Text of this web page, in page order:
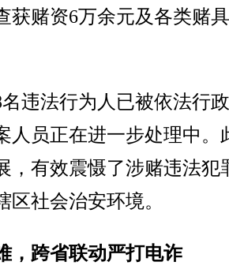
获赌资6万余元及各类赌
法行为人已被依法行
人员正在进一步处理中。
，有效震慑了涉赌违法犯
区社会治安环境。
，跨省联动严打电诈